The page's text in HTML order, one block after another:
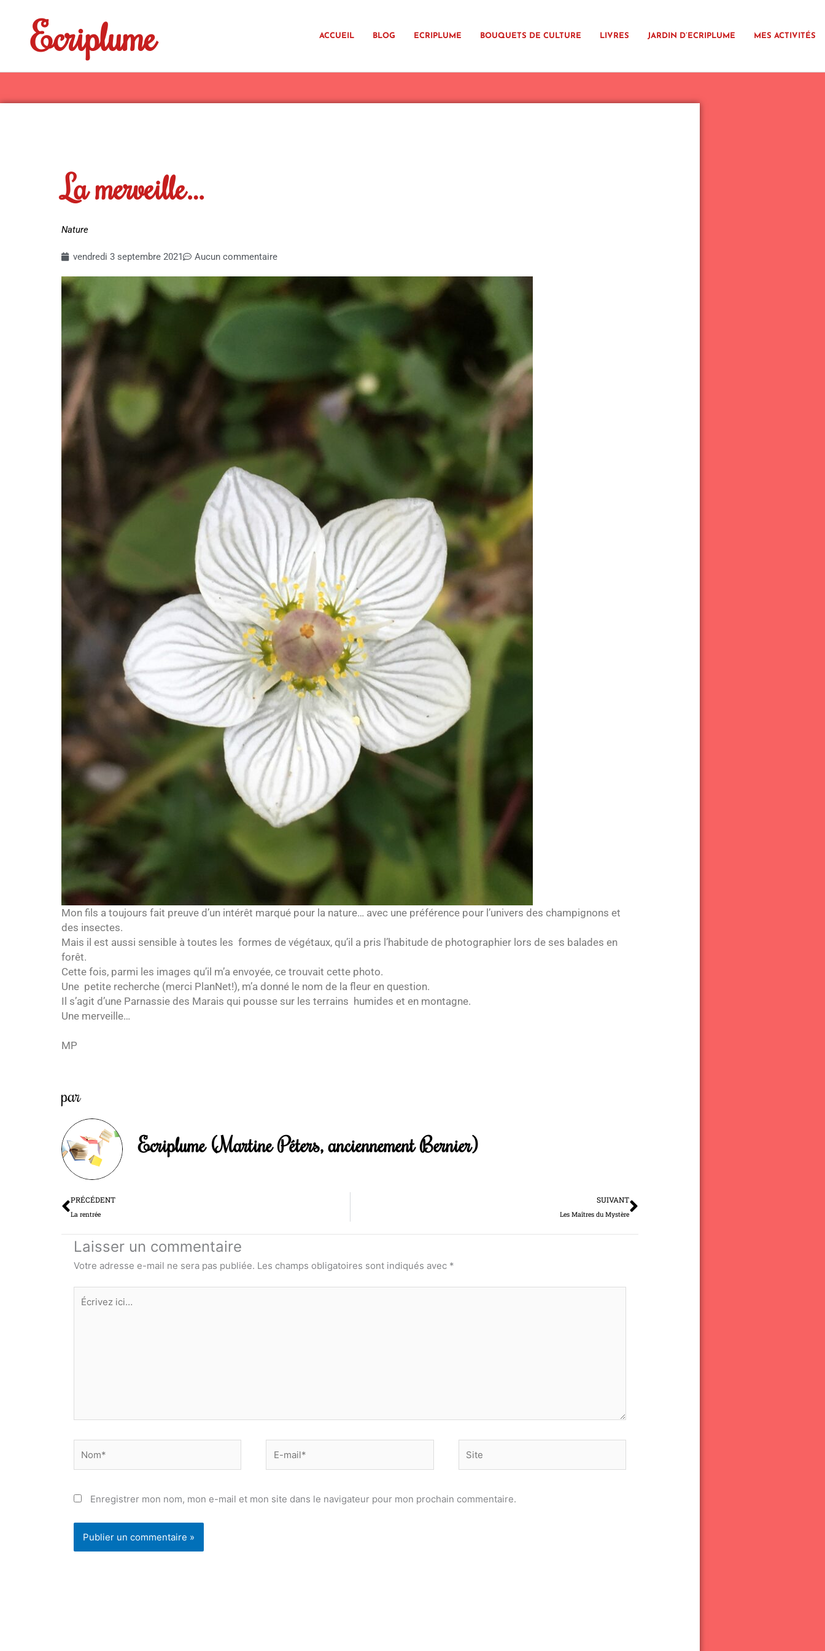
contenuEcriplume ACCUEIL BLOG ECRIPLUME BOUQUETS DE CULTURE LIVRES JARDIN D’ECRIPLUME MES ACTIVITÉS
La merveille…
Nature
vendredi 3 septembre 2021 Aucun commentaire
Mon fils a toujours fait preuve d’un intérêt marqué pour la nature… avec une préférence pour l’univers des champignons et
des insectes.
Mais il est aussi sensible à toutes les formes de végétaux, qu’il a pris l’habitude de photographier lors de ses balades en
forêt.
Cette fois, parmi les images qu’il m’a envoyée, ce trouvait cette photo.
Une petite recherche (merci PlanNet!), m’a donné le nom de la fleur en question.
Il s’agit d’une Parnassie des Marais qui pousse sur les terrains humides et en montagne.
Une merveille…
MP
par
Ecriplume (Martine Péters, anciennement Bernier)
Précédent
PRÉCÉDENT
La rentrée
SUIVANT
Les Maîtres du Mystère
Suivant
Laisser un commentaire
Votre adresse e-mail ne sera pas publiée. Les champs obligatoires sont indiqués avec *
Écrivez
ici…
mail*
Enregistrer mon nom, mon e-mail et mon site dans le navigateur pour mon prochain commentaire.